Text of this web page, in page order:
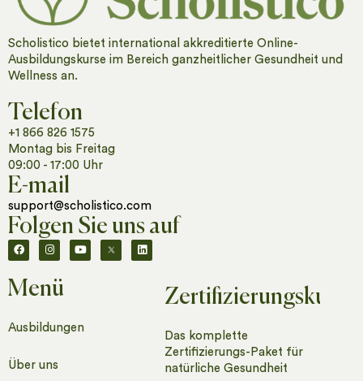
Scholistico bietet international akkreditierte Online-
Ausbildungskurse im Bereich ganzheitlicher Gesundheit und
Wellness an.
Telefon
+1 866 826 1575
Montag bis Freitag
09:00 - 17:00 Uhr
E-mail
support@scholistico.com
Folgen Sie uns auf
Menü
Ausbildungen
Über uns
Zertifizierungskurse
Das komplette
Zertifizierungs-Paket für
natürliche Gesundheit